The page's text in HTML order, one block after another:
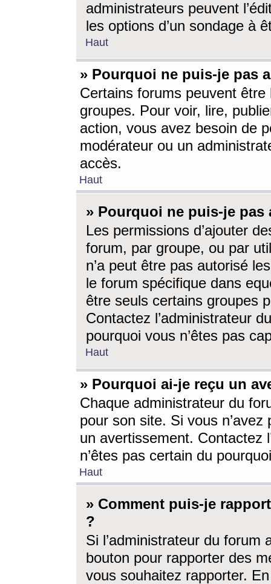
administrateurs peuvent
les options d’un sondage à
Haut
» Pourquoi ne puis-je pas
Certains forums peuvent être
groupes. Pour voir, lire,
action, vous avez besoin de
modérateur ou un
accès.
Haut
» Pourquoi ne puis-je
Les permissions d’ajouter
forum, par groupe, ou par
n’a peut être pas autorisé
le forum spécifique dans
être seuls certains groupes
Contactez l’administrateur
pourquoi vous n’êtes pas
Haut
» Pourquoi ai-je reçu un
Chaque administrateur du
pour son site. Si vous
un avertissement. Contactez
n’êtes pas certain du
Haut
» Comment puis-je
?
Si l’administrateur du forum
bouton pour rapporter des
vous souhaitez rapporter.